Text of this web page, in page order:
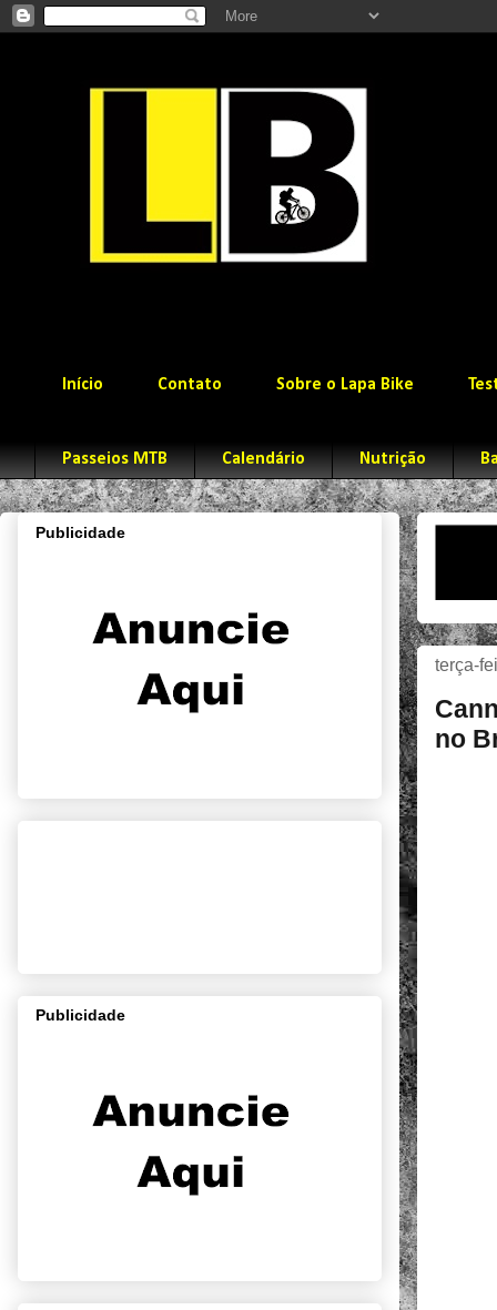
Início Contato Sobre o Lapa Bike
Passeios MTB Calendário Nutrição
terça-
no
Publicidade
Publicidade